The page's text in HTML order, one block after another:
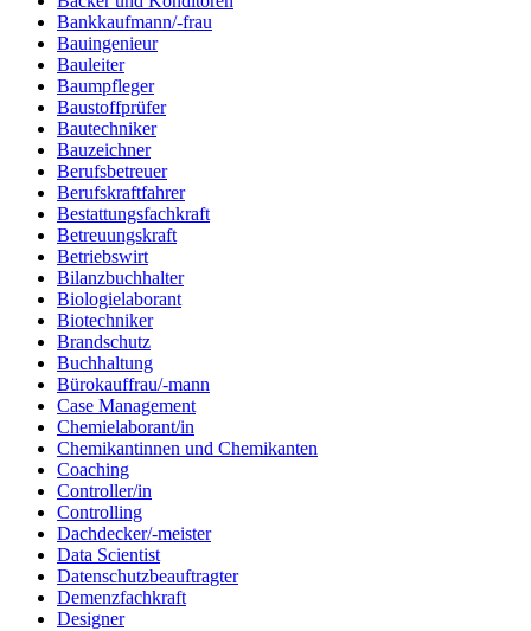
Bankkaufmann/-frau
Bauingenieur
Bauleiter
Baumpfleger
Baustoffprüfer
Bautechniker
Bauzeichner
Berufsbetreuer
Berufskraftfahrer
Bestattungsfachkraft
Betreuungskraft
Betriebswirt
Bilanzbuchhalter
Biologielaborant
Biotechniker
Brandschutz
Buchhaltung
Bürokauffrau/-mann
Case Management
Chemielaborant/in
Chemikantinnen und Chemikanten
Coaching
Controller/in
Controlling
Dachdecker/-meister
Data Scientist
Datenschutzbeauftragter
Demenzfachkraft
Designer